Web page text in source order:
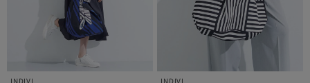
INDIVI
INDIVI